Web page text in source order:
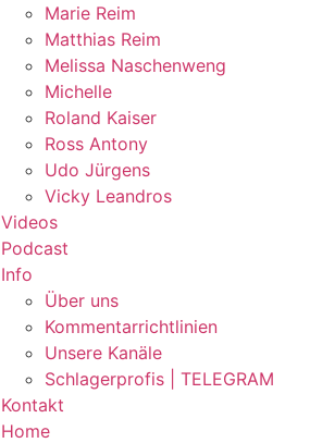
Marie Reim
Matthias Reim
Melissa Naschenweng
Michelle
Roland Kaiser
Ross Antony
Udo Jürgens
Vicky Leandros
Videos
Podcast
Info
Über uns
Kommentarrichtlinien
Unsere Kanäle
Schlagerprofis | TELEGRAM
Kontakt
Home